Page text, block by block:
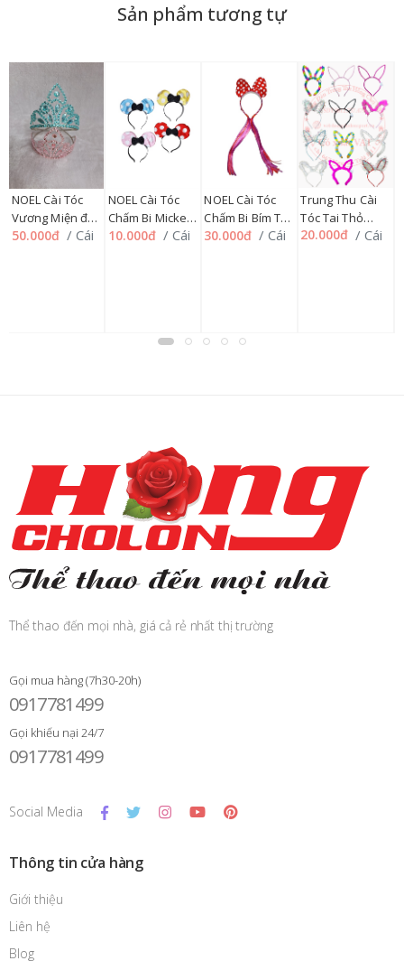
Sản phẩm tương tự
NOEL Cài Tóc
Vương Miện đủ
mẫu
50.000đ / Cái
NOEL Cài Tóc
Chấm Bi Mickey
Nơ đen
10.000đ / Cái
NOEL Cài Tóc
Chấm Bi Bím Tóc
Dài
30.000đ / Cái
Trung Thu Cài
Tóc Tai Thỏ
Nhiều Mẫu
20.000đ / Cái
Thể thao đến mọi nhà, giá cả rẻ nhất thị trường
Gọi mua hàng (7h30-20h)
0917781499
Gọi khiếu nại 24/7
0917781499
Social Media
Thông tin cửa hàng
Giới thiệu
Liên hệ
Blog